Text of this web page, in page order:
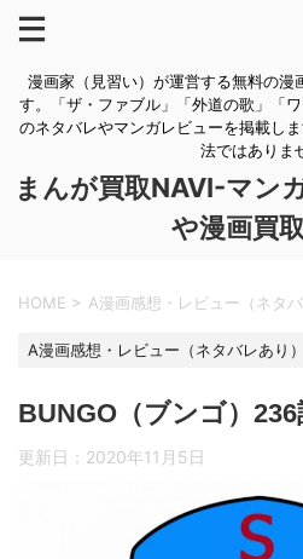
漫画家（見習い）が運営する無料の漫
す。「ザ・ファブル」「外道の歌」「
のネタバレやマンガレビューを掲載し
法ではありま
まんが買取NAVI-マン
や漫画買
HOME > A漫画感想・レビュー（ネタバ
A漫画感想・レビュー（ネタバレあり）
BUNGO（ブンゴ）
更新日： 2020年11月5日